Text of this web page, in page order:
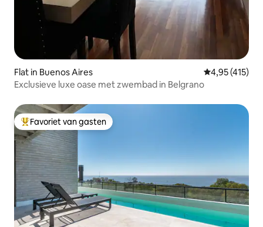
Flat in Buenos Aires Gemiddelde
4,95 (415)
Exclusieve luxe oase met zwembad in Belgrano
Topfavoriet van gasten
Favoriet van gasten